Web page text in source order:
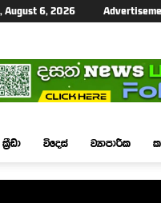
August 6, 2026
ක්‍රීඩා විදෙස් ව්‍යාපාරික